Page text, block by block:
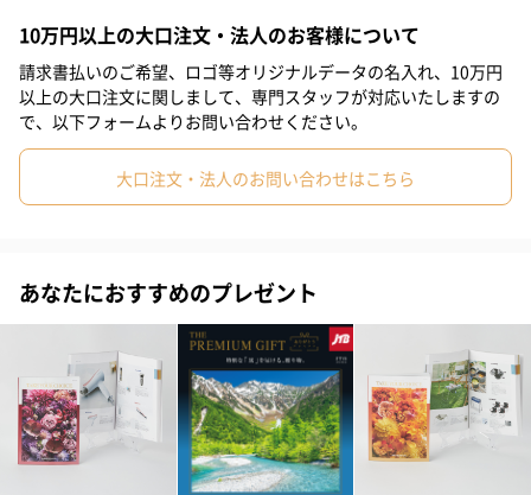
大切な人への贈り物。
何を贈ったらいいのか？何が欲しいのか？
今回は、カタログギフトを取り扱うハーモニックの人気No.1
掲載アイテム数は、選び抜かれた約1,350点！
ファッション、グルメ、温泉、アウトドア、ビューティーなど
カテゴリーも大満足の18種
10万円以上の大口注文・法人のお客様について
請求書払いのご希望、ロゴ等オリジナルデータの名入れ、10万円
以上の大口注文に関しまして、専門スタッフが対応いたしますの
で、以下フォームよりお問い合わせください。
大口注文・法人のお問い合わせはこちら
あなたにおすすめのプレゼント